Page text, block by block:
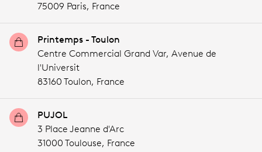
75009 Paris, France
Printemps - Toulon
Centre Commercial Grand Var, Avenue de
l'Universit
83160 Toulon, France
PUJOL
3 Place Jeanne d'Arc
31000 Toulouse, France